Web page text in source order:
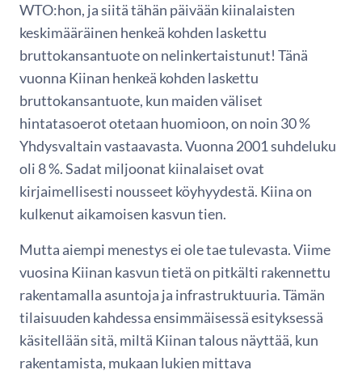
WTO:hon, ja siitä tähän päivään kiinalaisten
keskimääräinen henkeä kohden laskettu
bruttokansantuote on nelinkertaistunut! Tänä
vuonna Kiinan henkeä kohden laskettu
bruttokansantuote, kun maiden väliset
hintatasoerot otetaan huomioon, on noin 30 %
Yhdysvaltain vastaavasta. Vuonna 2001 suhdeluku
oli 8 %. Sadat miljoonat kiinalaiset ovat
kirjaimellisesti nousseet köyhyydestä. Kiina on
kulkenut aikamoisen kasvun tien.
Mutta aiempi menestys ei ole tae tulevasta. Viime
vuosina Kiinan kasvun tietä on pitkälti rakennettu
rakentamalla asuntoja ja infrastruktuuria. Tämän
tilaisuuden kahdessa ensimmäisessä esityksessä
käsitellään sitä, miltä Kiinan talous näyttää, kun
rakentamista, mukaan lukien mittava